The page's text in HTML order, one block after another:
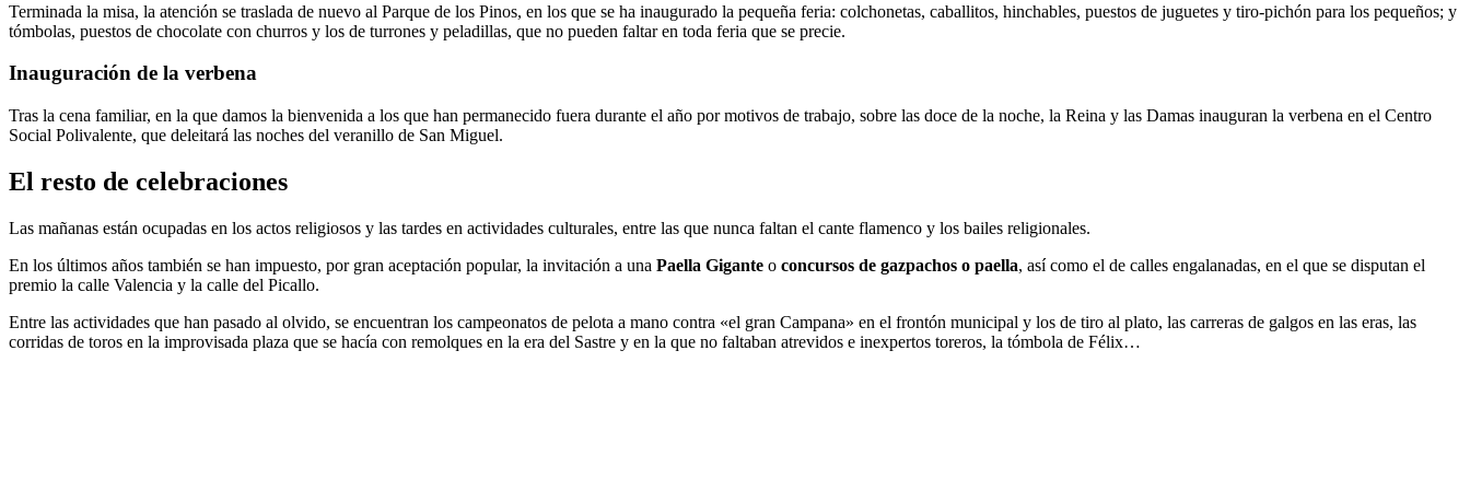
Terminada la misa, la atención se traslada de nuevo al Parque de los Pinos, en los que se ha inaugurado la pequeña feria: colchonetas, caballitos, hinchables, puestos de juguetes y tiro-pichón para los pequeños; y
tómbolas, puestos de chocolate con churros y los de turrones y peladillas, que no pueden faltar en toda feria que se precie.
Inauguración de la verbena
Tras la cena familiar, en la que damos la bienvenida a los que han permanecido fuera durante el año por motivos de trabajo, sobre las doce de la noche, la Reina y las Damas inauguran la verbena en el Centro
Social Polivalente, que deleitará las noches del veranillo de San Miguel.
El resto de celebraciones
Las mañanas están ocupadas en los actos religiosos y las tardes en actividades culturales, entre las que nunca faltan el cante flamenco y los bailes religionales.
En los últimos años también se han impuesto, por gran aceptación popular, la invitación a una Paella Gigante o concursos de gazpachos o paella, así como el de calles engalanadas, en el que se disputan el
premio la calle Valencia y la calle del Picallo.
Entre las actividades que han pasado al olvido, se encuentran los campeonatos de pelota a mano contra «el gran Campana» en el frontón municipal y los de tiro al plato, las carreras de galgos en las eras, las
corridas de toros en la improvisada plaza que se hacía con remolques en la era del Sastre y en la que no faltaban atrevidos e inexpertos toreros, la tómbola de Félix…